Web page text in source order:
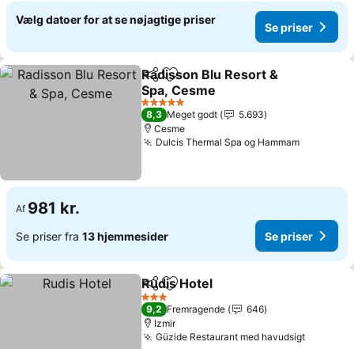
Vælg datoer for at se nøjagtige priser
Se priser
Del Føj til favoritter
Radisson Blu Resort &
Spa, Cesme
Se priser
5 Stjerner
8,3 Meget godt
5.693
Cesme
Dulcis Thermal Spa og HammamSe priser
Af 981 kr.
Se priser fra 13 hjemmesider Se priser
Del Føj til favoritter
Rudis Hotel
3 Stjerner
9,2 Fremragende
646
Izmir
Güzide Restaurant med havudsigtSe